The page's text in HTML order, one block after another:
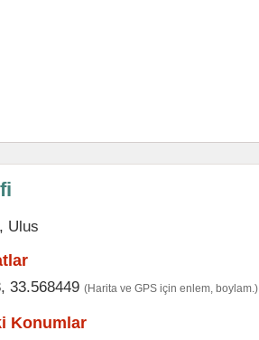
33.568449 (Harita ve GPS için enlem, boylam.)
Konumlar